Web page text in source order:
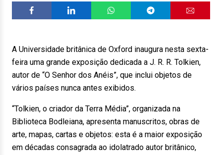
A Universidade britânica de Oxford inaugura nesta sexta-
feira uma grande exposição dedicada a J. R. R. Tolkien,
autor de “O Senhor dos Anéis”, que inclui objetos de
vários países nunca antes exibidos.
“Tolkien, o criador da Terra Média”, organizada na
Biblioteca Bodleiana, apresenta manuscritos, obras de
arte, mapas, cartas e objetos: esta é a maior exposição
em décadas consagrada ao idolatrado autor britânico,